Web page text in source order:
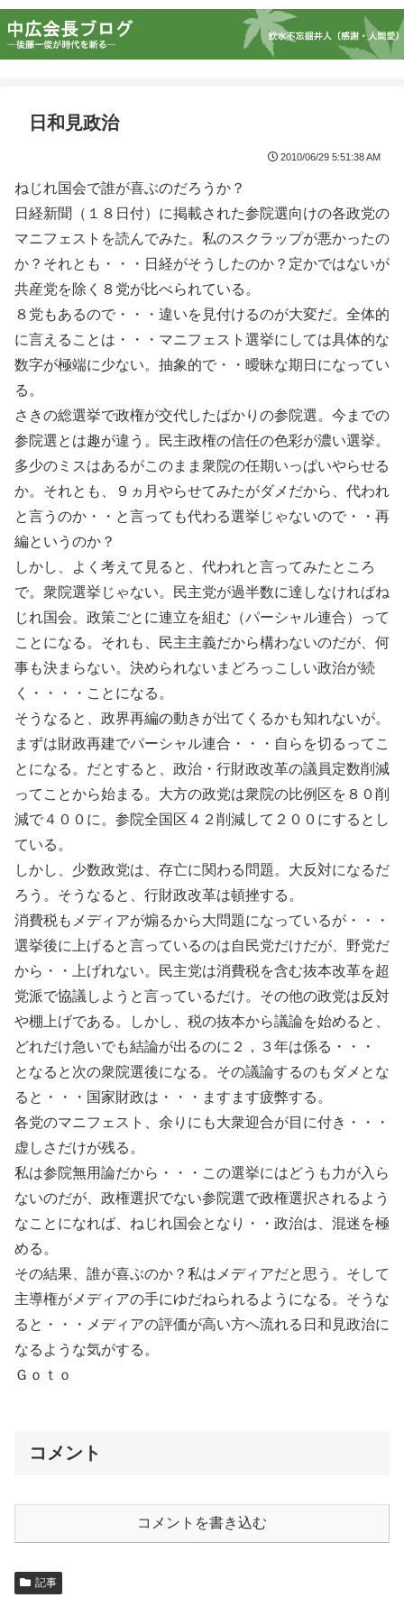
日和見政治
2010/06/29 5:51:38 AM
ねじれ国会で誰が喜ぶのだろうか？
日経新聞（１８日付）に掲載された参院選向けの各政党の
マニフェストを読んでみた。私のスクラップが悪かったの
か？それとも・・・日経がそうしたのか？定かではないが
共産党を除く８党が比べられている。
８党もあるので・・・違いを見付けるのが大変だ。全体的
に言えることは・・・マニフェスト選挙にしては具体的な
数字が極端に少ない。抽象的で・・曖昧な期日になってい
る。
さきの総選挙で政権が交代したばかりの参院選。今までの
参院選とは趣が違う。民主政権の信任の色彩が濃い選挙。
多少のミスはあるがこのまま衆院の任期いっぱいやらせる
か。それとも、９ヵ月やらせてみたがダメだから、代われ
と言うのか・・と言っても代わる選挙じゃないので・・再
編というのか？
しかし、よく考えて見ると、代われと言ってみたところ
で。衆院選挙じゃない。民主党が過半数に達しなければね
じれ国会。政策ごとに連立を組む（パーシャル連合）って
ことになる。それも、民主主義だから構わないのだが、何
事も決まらない。決められないまどろっこしい政治が続
く・・・・ことになる。
そうなると、政界再編の動きが出てくるかも知れないが。
まずは財政再建でパーシャル連合・・・自らを切るってこ
とになる。だとすると、政治・行財政改革の議員定数削減
ってことから始まる。大方の政党は衆院の比例区を８０削
減で４００に。参院全国区４２削減して２００にするとし
ている。
しかし、少数政党は、存亡に関わる問題。大反対になるだ
ろう。そうなると、行財政改革は頓挫する。
消費税もメディアが煽るから大問題になっているが・・・
選挙後に上げると言っているのは自民党だけだが、野党だ
から・・上げれない。民主党は消費税を含む抜本改革を超
党派で協議しようと言っているだけ。その他の政党は反対
や棚上げである。しかし、税の抜本から議論を始めると、
どれだけ急いでも結論が出るのに２，３年は係る・・・
となると次の衆院選後になる。その議論するのもダメとな
ると・・・国家財政は・・・ますます疲弊する。
各党のマニフェスト、余りにも大衆迎合が目に付き・・・
虚しさだけが残る。
私は参院無用論だから・・・この選挙にはどうも力が入ら
ないのだが、政権選択でない参院選で政権選択されるよう
なことになれば、ねじれ国会となり・・政治は、混迷を極
める。
その結果、誰が喜ぶのか？私はメディアだと思う。そして
主導権がメディアの手にゆだねられるようになる。そうな
ると・・・メディアの評価が高い方へ流れる日和見政治に
なるような気がする。
Ｇｏｔｏ
コメント
コメントを書き込む
記事